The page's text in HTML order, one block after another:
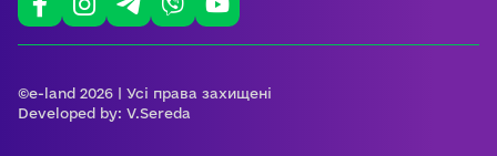
©e-land 2026 | Усі права захищені
Developed by: V.Sereda